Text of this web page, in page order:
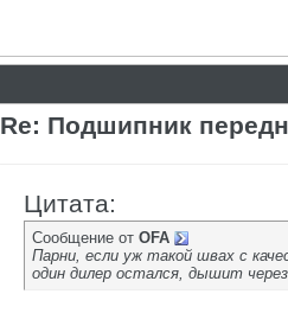
Re: Подшипник
Цитата:
Сообщение от OFA
Парни, если уж такой швах с
один дилер остался, дышит